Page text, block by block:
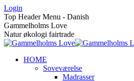
Skip
to
content
Login
Top Header Menu - Danish
Gammelholms Love
Natur økologi fairtrade
HOME
Soveværelse
Madrasser